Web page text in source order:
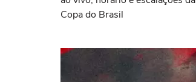
Copa do Brasil